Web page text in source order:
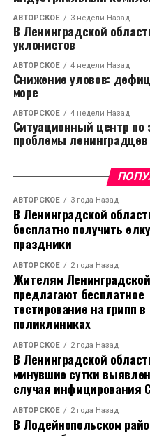
АВТОРСКОЕ 3 недели Назад
В Ленинградской
уклонистов
АВТОРСКОЕ 4 недели Назад
Снижение уловов:
море
АВТОРСКОЕ 4 недели Назад
Ситуационный центр по
проблемы
АВТОРСКОЕ 3 года Назад
В Ленинградской
бесплатно получить
праздники
АВТОРСКОЕ 2 года Назад
Жителям
предлагают бесплатное
тестирование на грипп в
поликлиниках
АВТОРСКОЕ 2 года Назад
В Ленинградской
минувшие сутки
случая инфицирования
АВТОРСКОЕ 2 года Назад
В Лодейнопольском